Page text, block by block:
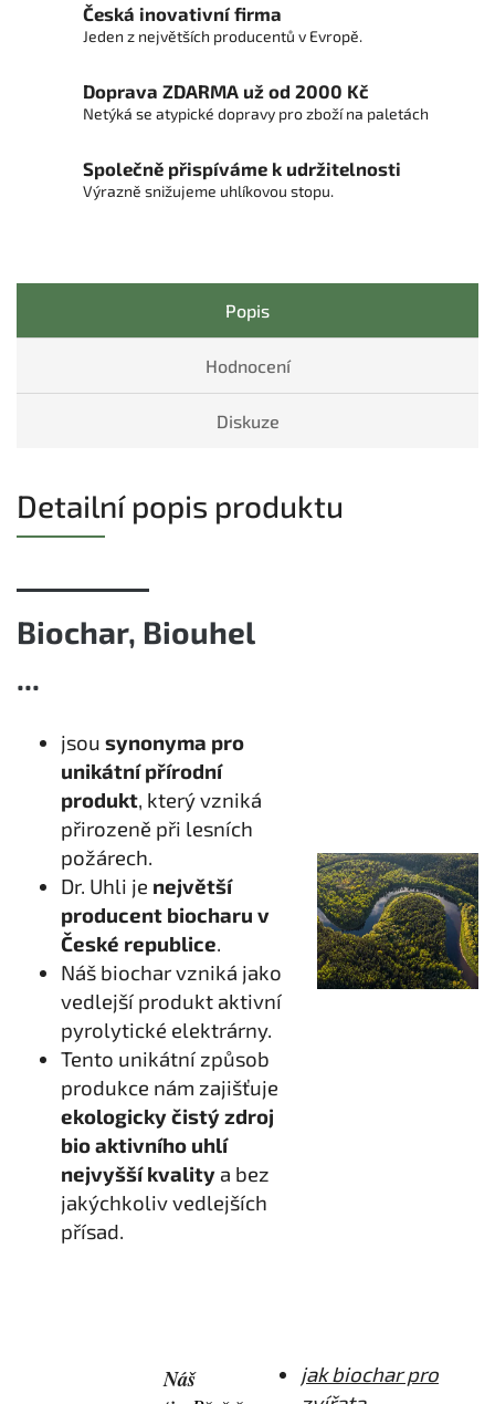
Česká inovativní firma
Jeden z největších producentů v Evropě.
Doprava ZDARMA už od 2000 Kč
Netýká se atypické dopravy pro zboží na paletách
Společně přispíváme k udržitelnosti
Výrazně snižujeme uhlíkovou stopu.
Popis
Hodnocení
Diskuze
Detailní popis produktu
Biochar, Biouhel
...
jsou synonyma pro
unikátní přírodní
produkt, který vzniká
přirozeně při lesních
požárech.
Dr. Uhli je největší
producent biocharu v
České republice.
Náš biochar vzniká jako
vedlejší produkt aktivní
pyrolytické elektrárny.
Tento unikátní způsob
produkce nám zajišťuje
ekologicky čistý zdroj
bio aktivního uhlí
nejvyšší kvality a bez
jakýchkoliv vedlejších
přísad.
Náš
jak biochar pro